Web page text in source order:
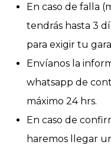
En caso de falla
tendrás hasta 3
para exigir tu
Envíanos la
whatsapp de
máximo 24 hrs.
En caso de
haremos llegar